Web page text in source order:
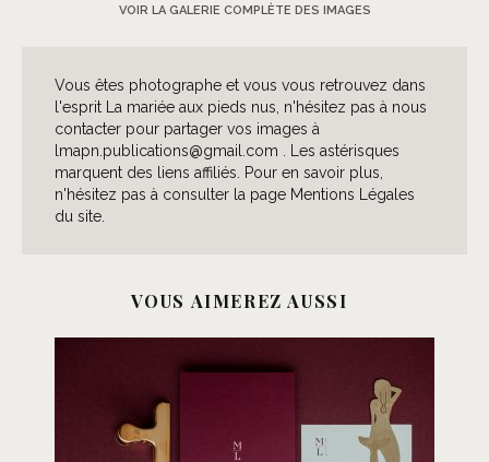
VOIR LA GALERIE COMPLÈTE DES IMAGES
Vous êtes photographe et vous vous retrouvez dans
l'esprit La mariée aux pieds nus, n'hésitez pas à nous
contacter pour partager vos images à
lmapn.publications@gmail.com . Les astérisques
marquent des liens affiliés. Pour en savoir plus,
n'hésitez pas à consulter la page Mentions Légales
du site.
VOUS AIMEREZ AUSSI